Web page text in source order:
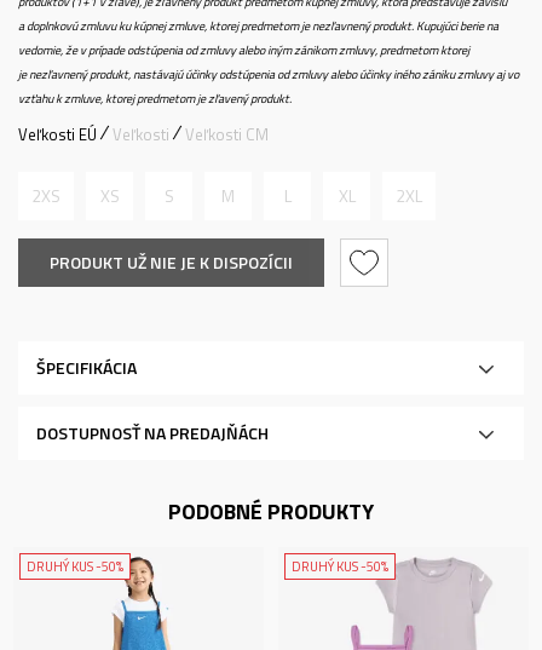
a doplnkovú zmluvu ku kúpnej zmluve, ktorej predmetom je nezľavnený produkt. Kupujúci berie na
vedomie, že v prípade odstúpenia od zmluvy alebo iným zánikom zmluvy, predmetom ktorej
je nezľavnený produkt, nastávajú účinky odstúpenia od zmluvy alebo účinky iného zániku zmluvy aj vo
vzťahu k zmluve, ktorej predmetom je zľavený produkt.
Veľkosti EÚ Veľkosti Veľkosti CM
2XS XS S M L XL 2XL
PRODUKT UŽ NIE JE K DISPOZÍCII
ŠPECIFIKÁCIA
DOSTUPNOSŤ NA PREDAJŇÁCH
PODOBNÉ PRODUKTY
DRUHÝ KUS -50% DRUHÝ KUS -50%